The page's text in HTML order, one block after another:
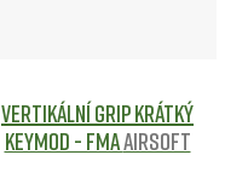
Vertikální grip krátký
keymod - FMAAirsoft